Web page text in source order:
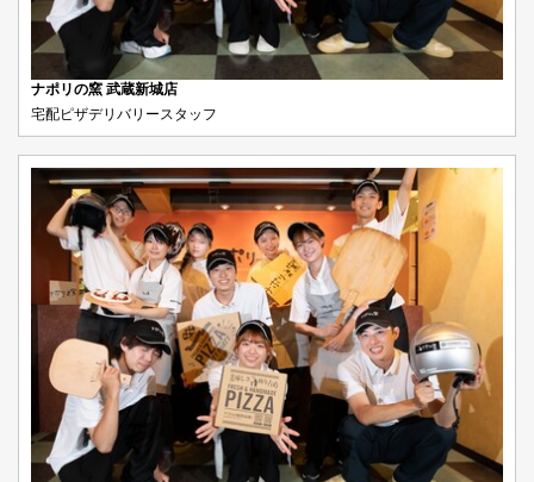
ナポリの窯 武蔵新城店
宅配ピザデリバリースタッフ